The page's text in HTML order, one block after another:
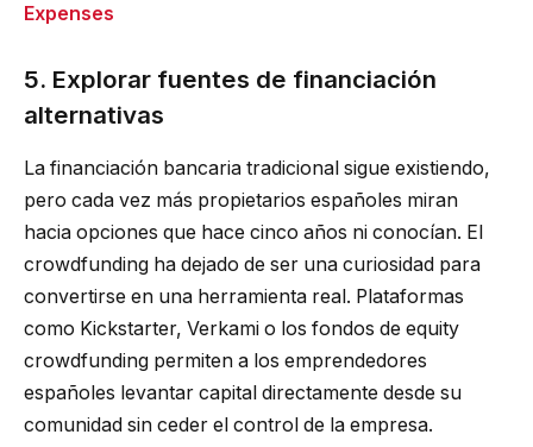
Expenses
5. Explorar fuentes de financiación
alternativas
La financiación bancaria tradicional sigue existiendo,
pero cada vez más propietarios españoles miran
hacia opciones que hace cinco años ni conocían. El
crowdfunding ha dejado de ser una curiosidad para
convertirse en una herramienta real. Plataformas
como Kickstarter, Verkami o los fondos de equity
crowdfunding permiten a los emprendedores
españoles levantar capital directamente desde su
comunidad sin ceder el control de la empresa.